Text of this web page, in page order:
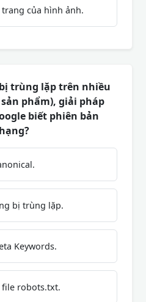
của hình ảnh.
trùng lặp trên nhiều
phẩm), giải pháp
biết phiên bản
bị trùng lặp.
Keywords.
file robots.txt.